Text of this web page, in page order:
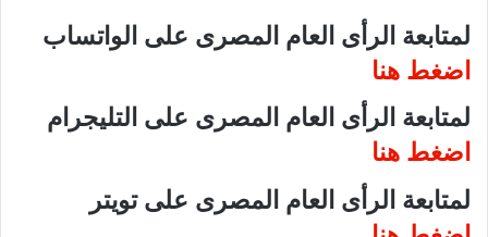
لمتابعة الرأى العام المصرى على الواتساب
اضغط هنا
لمتابعة الرأى العام المصرى على التليجرام
اضغط هنا
لمتابعة الرأى العام المصرى على تويتر